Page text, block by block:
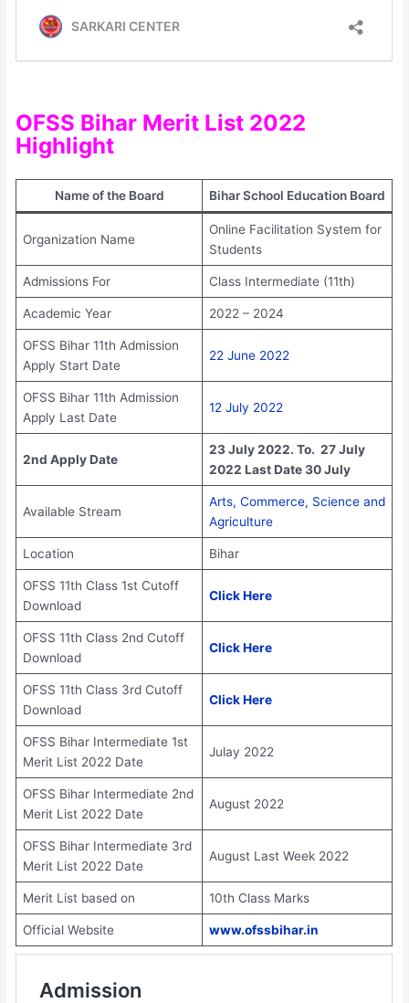
OFSS Bihar Merit List 2022
Highlight
Name of the Board Bihar School Education Board
Organization Name
Online Facilitation System for
Students
Admissions For Class Intermediate (11th)
Academic Year 2022 – 2024
OFSS Bihar 11th Admission
Apply Start Date
22 June 2022
OFSS Bihar 11th Admission
Apply Last Date
12 July 2022
2nd Apply Date
23 July 2022. To. 27 July
2022 Last Date 30 July
Available Stream
Arts, Commerce, Science and
Agriculture
Location Bihar
OFSS 11th Class 1st Cutoff
Download
Click Here
OFSS 11th Class 2nd Cutoff
Download
Click Here
OFSS 11th Class 3rd Cutoff
Download
Click Here
OFSS Bihar Intermediate 1st
Merit List 2022 Date
Julay 2022
OFSS Bihar Intermediate 2nd
Merit List 2022 Date
August 2022
OFSS Bihar Intermediate 3rd
Merit List 2022 Date
August Last Week 2022
Merit List based on 10th Class Marks
Official Website www.ofssbihar.in